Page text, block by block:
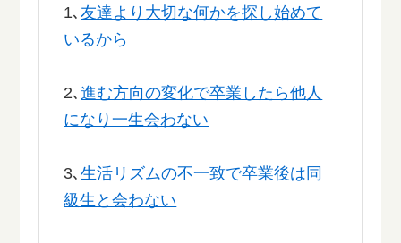
1､友達より大切な何かを探し始めて
いるから
2､進む方向の変化で卒業したら他人
になり一生会わない
3､生活リズムの不一致で卒業後は同
級生と会わない